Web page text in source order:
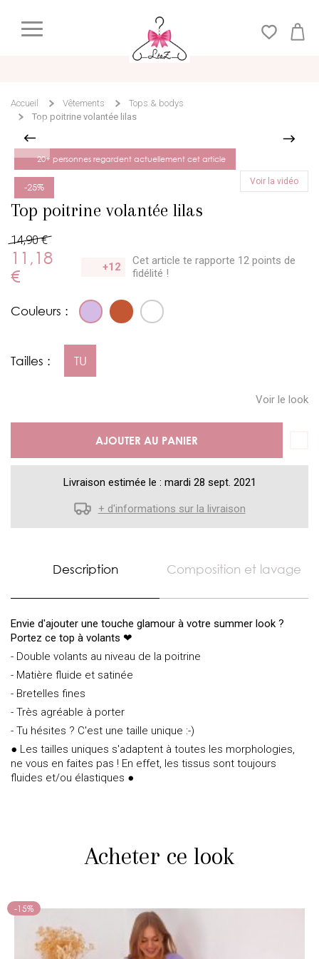
Accueil Vêtements
Tops & bodys
Top poitrine volantée lilas
Voir la vidéo
Top poitrine volantée lilas
14,90 €
11,18
€
+12 Cet article te rapporte 12 points de
fidélité !
20+ personnes regardent actuellement cet article
-25%
Couleurs :
Tailles : TU
Voir le look
AJOUTER AU PANIER
Livraison estimée le : mardi 28 sept. 2021
+ d'informations sur la livraison
Description Composition et lavage
Envie d'ajouter une touche glamour à votre summer look ?
Portez ce top à volants ❤
- Double volants au niveau de la poitrine
- Matière fluide et satinée
- Bretelles fines
- Très agréable à porter
- Tu hésites ? C'est une taille unique :-)
● Les tailles uniques s'adaptent à toutes les morphologies,
ne vous en faites pas ! En effet, les tissus sont toujours
fluides et/ou élastiques ●
Acheter ce look
-15%